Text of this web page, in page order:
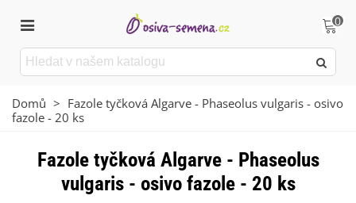
0
Domů > Fazole tyčková Algarve - Phaseolus vulgaris - osivo
fazole - 20 ks
Fazole tyčková Algarve - Phaseolus
vulgaris - osivo fazole - 20 ks